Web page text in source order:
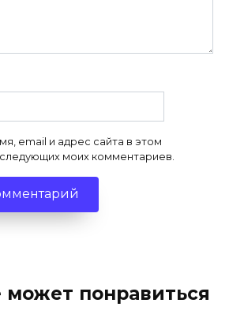
email и адрес сайта в этом
моих комментариев.
понравиться